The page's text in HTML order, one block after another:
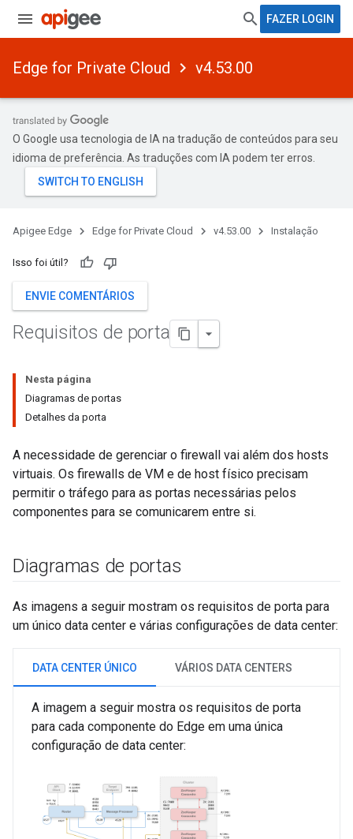
FAZER LOGIN
Edge for Private Cloud v4.53.00
O Google usa tecnologia de IA na tradução de conteúdos para seu
idioma de preferência. As traduções com IA podem ter erros.
Apigee Edge Edge for Private Cloud v4.53.00 Instalação
Isso foi útil?
ENVIE COMENTÁRIOS
Requisitos de porta
Nesta página
Diagramas de portas
Detalhes da porta
A necessidade de gerenciar o firewall vai além dos hosts
virtuais. Os firewalls de VM e de host físico precisam
permitir o tráfego para as portas necessárias pelos
componentes para se comunicarem entre si.
Diagramas de portas
As imagens a seguir mostram os requisitos de porta para
um único data center e várias configurações de data center:
DATA CENTER ÚNICO VÁRIOS DATA CENTERS
A imagem a seguir mostra os requisitos de porta
para cada componente do Edge em uma única
configuração de data center: